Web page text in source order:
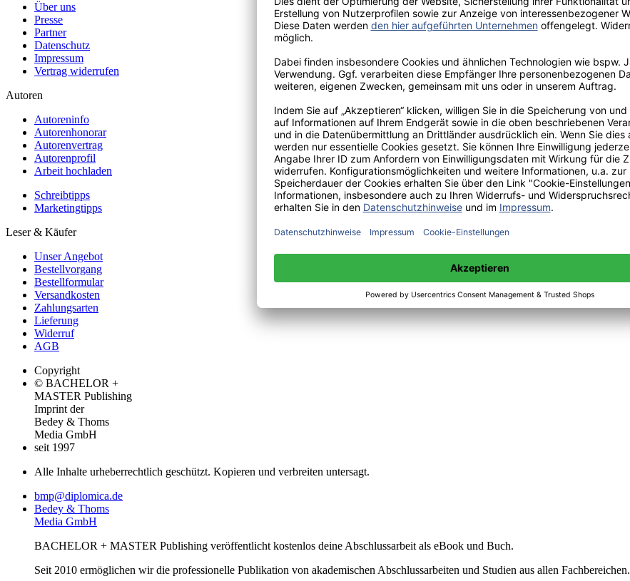
Über uns
Presse
Partner
Datenschutz
Impressum
Vertrag widerrufen
Autoren
Autoreninfo
Autorenhonorar
Autorenvertrag
Autorenprofil
Arbeit hochladen
Schreibtipps
Marketingtipps
Leser & Käufer
Unser Angebot
Bestellvorgang
Bestellformular
Versandkosten
Zahlungsarten
Lieferung
Widerruf
AGB
Copyright
© BACHELOR +
MASTER Publishing
Imprint der
Bedey & Thoms
Media GmbH
seit 1997
Alle Inhalte urheberrechtlich geschützt. Kopieren und verbreiten untersagt.
bmp@diplomica.de
Bedey & Thoms
Media GmbH
BACHELOR + MASTER Publishing veröffentlicht kostenlos deine Abschlussarbeit als eBook und Buch.
Seit 2010 ermöglichen wir die professionelle Publikation von akademischen Abschlussarbeiten und Studien aus allen Fachbereichen.